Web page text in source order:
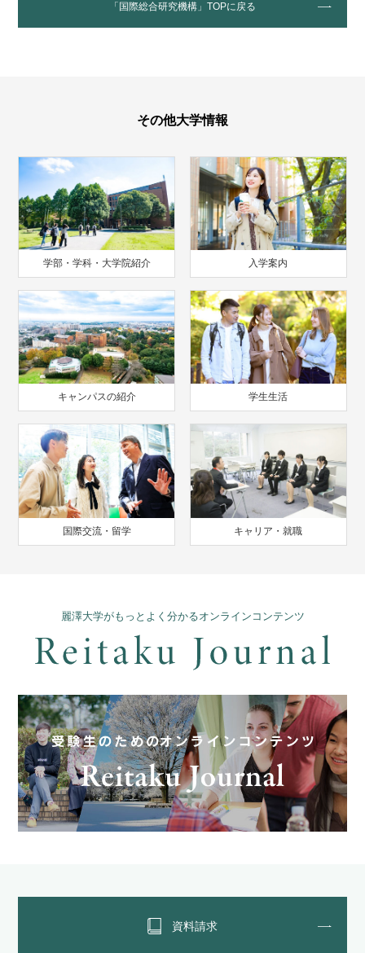
「国際総合研究機構」TOPに戻る
その他大学情報
学部・学科・大学院紹介 入学案内
キャンパスの紹介 学生生活
国際交流・留学 キャリア・就職
麗澤大学がもっとよく分かるオンラインコンテンツ
資料請求